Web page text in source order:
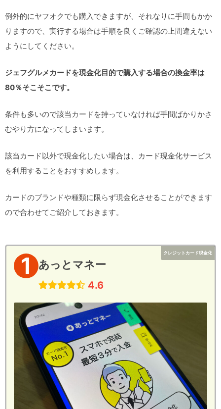
例外的にヤフオクでも購入できますが、それなりに手間もかか
りますので、実行する場合は手順を良くご確認の上間違えない
ようにしてください。
ジェフグルメカードを現金化目的で購入する場合の換金率は
80％そこそこです。
条件も多いので該当カードを持っていなければ手間ばかりかさ
むやり方になってしまいます。
該当カード以外で現金化したい場合は、カード現金化サービス
を利用することをおすすめします。
カードのブランドや種類に限らず現金化させることができます
ので合わせてご紹介しておきます。
クレジットカード現金化
1 あっとマネー
4.6